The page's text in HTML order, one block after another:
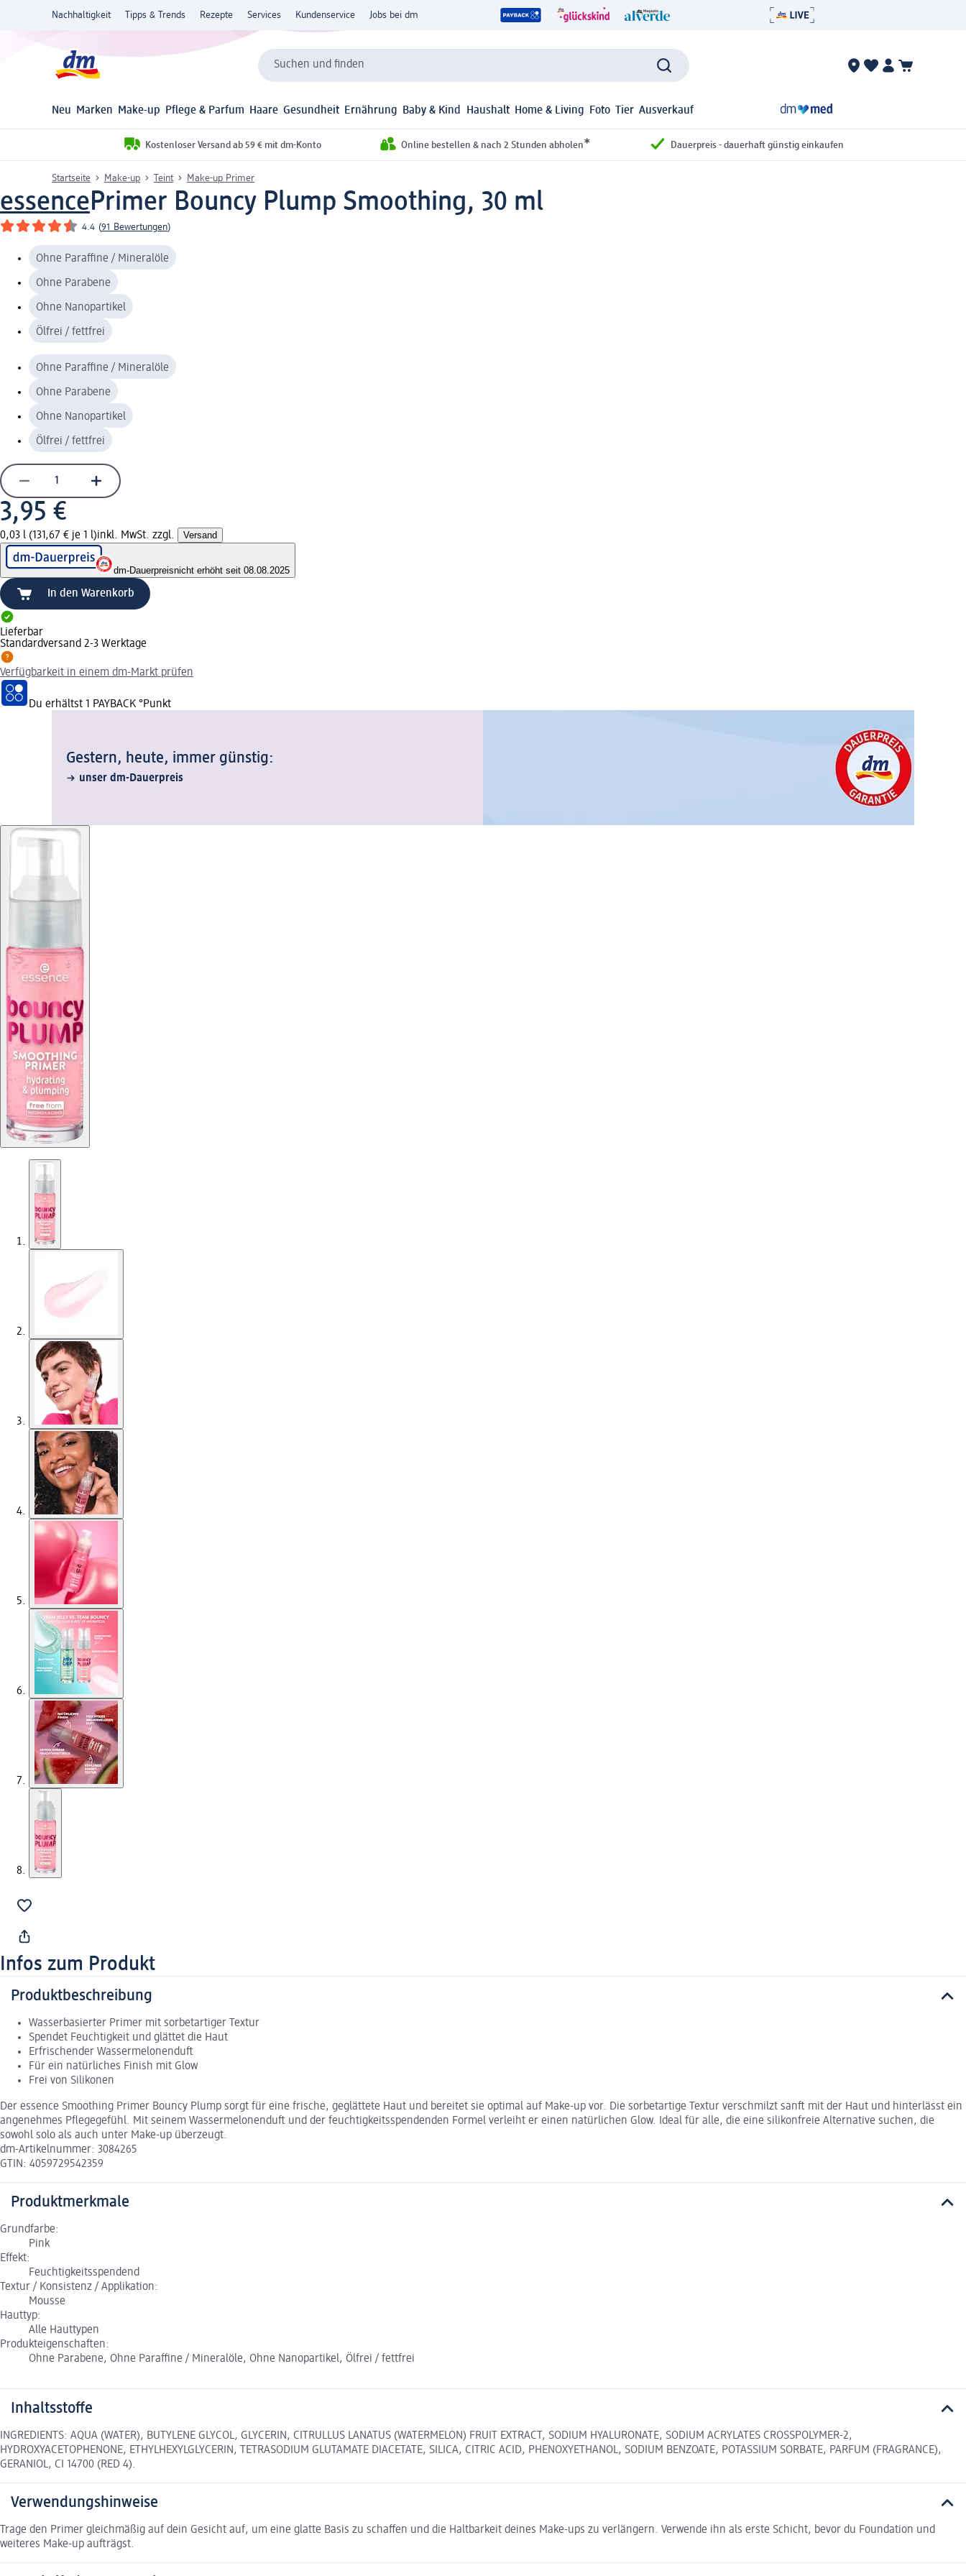
Nachhaltigkeit Tipps & Trends Rezepte Services Kundenservice Jobs bei dm
Suchen und finden
Neu Marken Make-up Pflege & Parfum Haare Gesundheit Ernährung Baby & Kind Haushalt Home & Living Foto Tier Ausverkauf
Kostenloser Versand ab 59 € mit dm-Konto Online bestellen & nach 2 Stunden abholen* Dauerpreis - dauerhaft günstig einkaufen
Startseite Make-up Teint Make-up Primer
essencePrimer Bouncy Plump Smoothing, 30 ml
4.4 (91 Bewertungen)
Ohne Paraffine / Mineralöle
Ohne Parabene
Ohne Nanopartikel
Ölfrei / fettfrei
Ohne Paraffine / Mineralöle
Ohne Parabene
Ohne Nanopartikel
Ölfrei / fettfrei
3,95 €
0,03 l (131,67 € je 1 l)inkl. MwSt. zzgl. Versand
dm-Dauerpreisnicht erhöht seit 08.08.2025
In den Warenkorb
Lieferbar
Standardversand 2-3 Werktage
Verfügbarkeit in einem dm-Markt prüfen
Du erhältst 1 PAYBACK °Punkt
Gestern, heute, immer günstig:
unser dm-Dauerpreis
Infos zum Produkt
Produktbeschreibung
Wasserbasierter Primer mit sorbetartiger Textur
Spendet Feuchtigkeit und glättet die Haut
Erfrischender Wassermelonenduft
Für ein natürliches Finish mit Glow
Frei von Silikonen
Der essence Smoothing Primer Bouncy Plump sorgt für eine frische, geglättete Haut und bereitet sie optimal auf Make-up vor. Die sorbetartige Textur verschmilzt sanft mit der Haut und hinterlässt ein
angenehmes Pflegegefühl. Mit seinem Wassermelonenduft und der feuchtigkeitsspendenden Formel verleiht er einen natürlichen Glow. Ideal für alle, die eine silikonfreie Alternative suchen, die
sowohl solo als auch unter Make-up überzeugt.
dm-Artikelnummer: 3084265
GTIN: 4059729542359
Produktmerkmale
Grundfarbe:
Pink
Effekt:
Feuchtigkeitsspendend
Textur / Konsistenz / Applikation:
Mousse
Hauttyp:
Alle Hauttypen
Produkteigenschaften:
Ohne Parabene, Ohne Paraffine / Mineralöle, Ohne Nanopartikel, Ölfrei / fettfrei
Inhaltsstoffe
INGREDIENTS: AQUA (WATER), BUTYLENE GLYCOL, GLYCERIN, CITRULLUS LANATUS (WATERMELON) FRUIT EXTRACT, SODIUM HYALURONATE, SODIUM ACRYLATES CROSSPOLYMER-2,
HYDROXYACETOPHENONE, ETHYLHEXYLGLYCERIN, TETRASODIUM GLUTAMATE DIACETATE, SILICA, CITRIC ACID, PHENOXYETHANOL, SODIUM BENZOATE, POTASSIUM SORBATE, PARFUM (FRAGRANCE),
GERANIOL, CI 14700 (RED 4).
Verwendungshinweise
Trage den Primer gleichmäßig auf dein Gesicht auf, um eine glatte Basis zu schaffen und die Haltbarkeit deines Make-ups zu verlängern. Verwende ihn als erste Schicht, bevor du Foundation und
weiteres Make-up aufträgst.